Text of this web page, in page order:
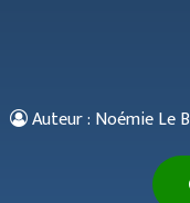
Auteur : Noémie Le